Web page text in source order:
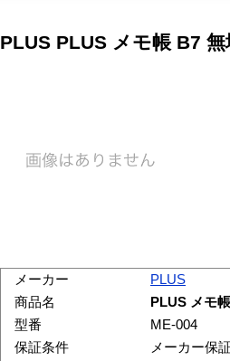
PLUS PLUS メモ帳 B7
メーカー
PLUS
商品名
PLUS メモ
型番
ME-004
保証条件
メーカー保